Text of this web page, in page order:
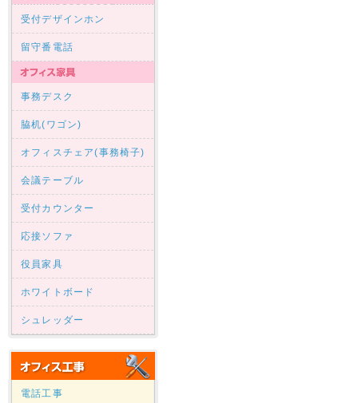
受付デザインホン
留守番電話
事務デスク
脇机(ワゴン)
オフィスチェア(事務椅子)
会議テーブル
受付カウンター
応接ソファ
役員家具
ホワイトボード
シュレッダー
電話工事